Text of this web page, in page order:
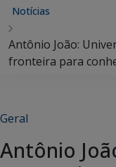
Notícias
Antônio João:
fronteira para
Geral
Antônio